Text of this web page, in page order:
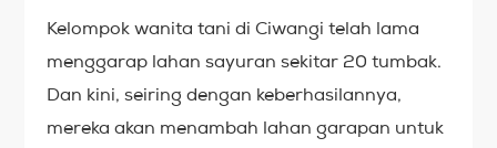
Kelompok wanita tani di Ciwangi telah lama
menggarap lahan sayuran sekitar 20 tumbak.
Dan kini, seiring dengan keberhasilannya,
mereka akan menambah lahan garapan untuk